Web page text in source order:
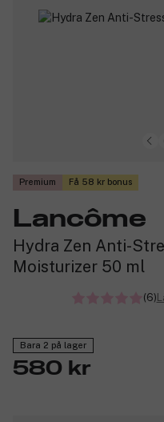
Premium Få 58 kr bonus
Lancôme
Hydra Zen Anti-
Moisturizer 50 ml
(6)
Bara 2 på lager
580 kr